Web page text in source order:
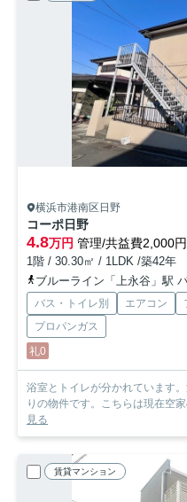
横浜市港南区日野
コーポ日野
4.8万円 管理/共益費2,000円
1階 / 30.30㎡ / 1LDK /築42年
ブルーライン「上永谷」駅 バス9分 「
バス・トイレ別 エアコン
プロパンガス
礼0
浴室とトイレが分かれています
りの物件です。こちらは現在空
見る
賃貸マンション